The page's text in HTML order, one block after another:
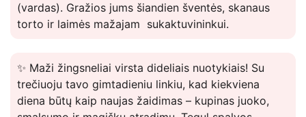
(vardas). Gražios jums šiandien šventės, skanaus
torto ir laimės mažajam sukaktuvininkui.
✨ Maži žingsneliai virsta dideliais nuotykiais! Su
trečiuoju tavo gimtadieniu linkiu, kad kiekviena
diena būtų kaip naujas žaidimas – kupinas juoko,